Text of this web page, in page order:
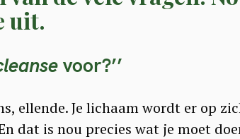
uit.
voor?’’
ellende. Je lichaam wordt er op
dat is nou precies wat je moet